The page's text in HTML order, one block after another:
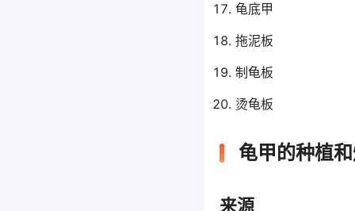
龟底甲
拖泥板
制龟板
烫龟板
龟甲的种植
来源